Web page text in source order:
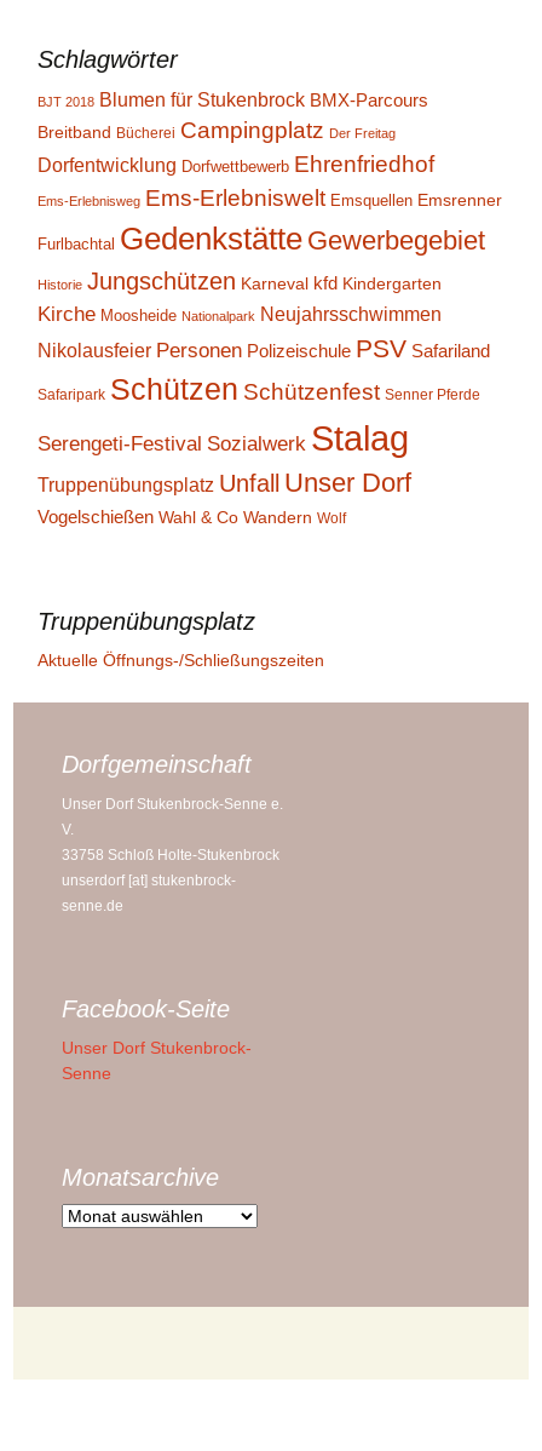
Schlagwörter
BJT 2018 Blumen für Stukenbrock BMX-Parcours
Breitband Bücherei Campingplatz Der Freitag
Dorfentwicklung Dorfwettbewerb Ehrenfriedhof
Ems-Erlebnisweg Ems-Erlebniswelt Emsquellen Emsrenner
Furlbachtal Gedenkstätte Gewerbegebiet
Historie Jungschützen Karneval kfd Kindergarten
Kirche Moosheide Nationalpark Neujahrsschwimmen
Nikolausfeier Personen Polizeischule PSV Safariland
Safaripark Schützen Schützenfest Senner Pferde
Serengeti-Festival Sozialwerk Stalag
Truppenübungsplatz Unfall Unser Dorf
Vogelschießen Wahl & Co Wandern Wolf
Truppenübungsplatz
Aktuelle Öffnungs-/Schließungszeiten
Dorfgemeinschaft
Unser Dorf Stukenbrock-Senne e.
V.
33758 Schloß Holte-Stukenbrock
unserdorf [at] stukenbrock-
senne.de
Facebook-Seite
Unser Dorf Stukenbrock-
Senne
Monatsarchive
Monatsarchive